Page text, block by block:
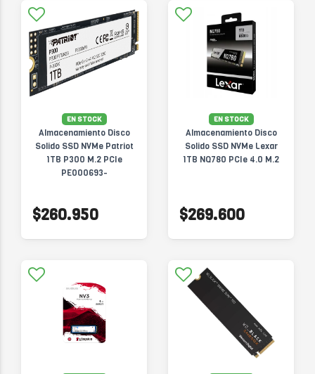
EN STOCK
Almacenamiento Disco
Solido SSD NVMe Patriot
1TB P300 M.2 PCIe
PE000693-
$260.950
EN STOCK
Almacenamiento Disco
Solido SSD NVMe Lexar
1TB NQ780 PCIe 4.0 M.2
$269.600